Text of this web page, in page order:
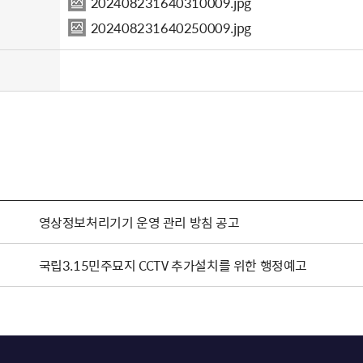
202408231640250009.jpg
영상정보처리기기 운영 관리 방침 공고
국립3.15민주묘지 CCTV 추가설치를 위한 행정예고